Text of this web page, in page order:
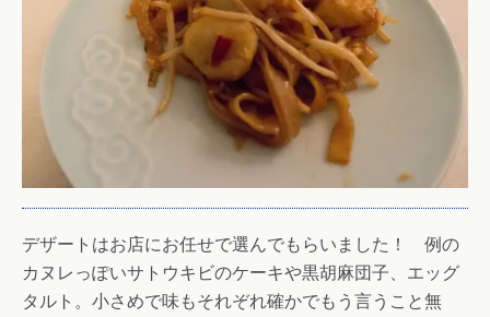
デザートはお店にお任せで選んでもらいました！ 例の
カヌレっぽいサトウキビのケーキや黒胡麻団子、エッグ
タルト。小さめで味もそれぞれ確かでもう言うこと無